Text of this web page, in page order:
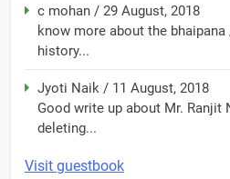
c mohan / 29 August, 2018
know more about the
history...
Jyoti Naik / 11 August, 2018
Good write up about Mr. Ranjit
deleting...
Visit guestbook